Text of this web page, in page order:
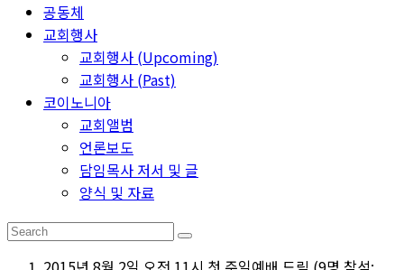
공동체
교회행사
교회행사 (Upcoming)
교회행사 (Past)
코이노니아
교회앨범
언론보도
담임목사 저서 및 글
양식 및 자료